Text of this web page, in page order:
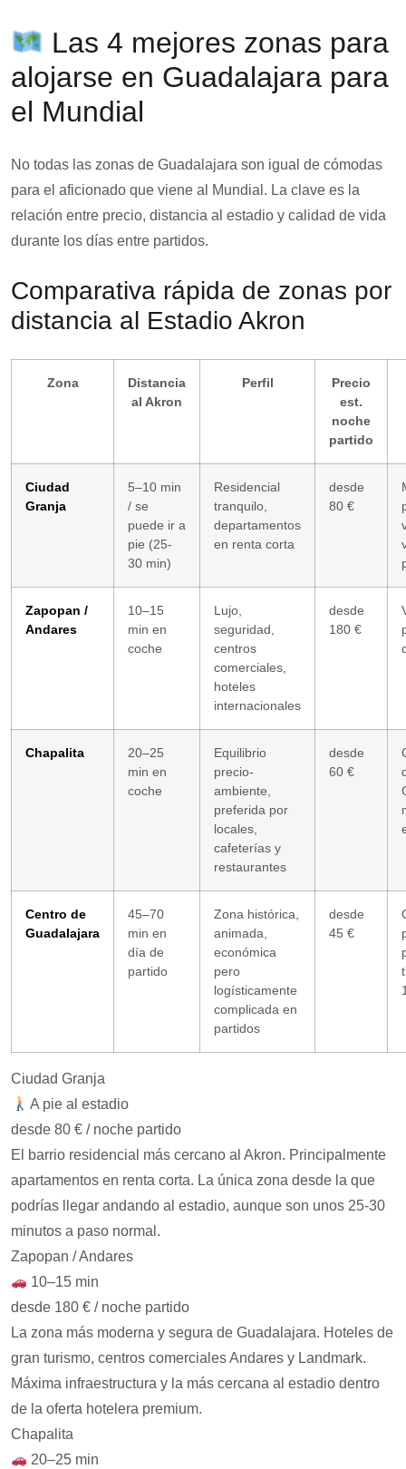
Las 4 mejores zonas para
alojarse en Guadalajara para
el Mundial
No todas las zonas de Guadalajara son igual de cómodas
para el aficionado que viene al Mundial. La clave es la
relación entre precio, distancia al estadio y calidad de vida
durante los días entre partidos.
Comparativa rápida de zonas por
distancia al Estadio Akron
Zona
Distancia
al Akron
Perfil
Precio
est.
noche
partido
Ciudad
Granja
5–10 min
/ se
puede ir a
pie (25-
30 min)
Residencial
tranquilo,
departamentos
en renta corta
desde
80 €
Zapopan /
Andares
10–15
min en
coche
Lujo,
seguridad,
centros
comerciales,
hoteles
internacionales
desde
180 €
Chapalita
20–25
min en
coche
Equilibrio
precio-
ambiente,
preferida por
locales,
cafeterías y
restaurantes
desde
60 €
Centro de
Guadalajara
45–70
min en
día de
partido
Zona histórica,
animada,
económica
pero
logísticamente
complicada en
partidos
desde
45 €
Ciudad Granja
A pie al estadio
desde 80 € / noche partido
El barrio residencial más cercano al Akron. Principalmente
apartamentos en renta corta. La única zona desde la que
podrías llegar andando al estadio, aunque son unos 25-30
minutos a paso normal.
Zapopan / Andares
10–15 min
desde 180 € / noche partido
La zona más moderna y segura de Guadalajara. Hoteles de
gran turismo, centros comerciales Andares y Landmark.
Máxima infraestructura y la más cercana al estadio dentro
de la oferta hotelera premium.
Chapalita
20–25 min